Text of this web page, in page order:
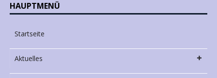
HAUPTMENÜ
Startseite
Aktuelles